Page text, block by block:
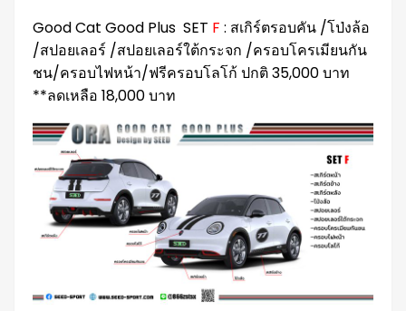
Good Cat Good Plus SET F : สเกิร์ตรอบคัน /โป่งล้อ
/สปอยเลอร์ /สปอยเลอร์ใต้กระจก /ครอบโครเมียนกัน
ชน/ครอบไฟหน้า/ฟรีครอบโลโก้ ปกติ 35,000 บาท
**ลดเหลือ 18,000 บาท